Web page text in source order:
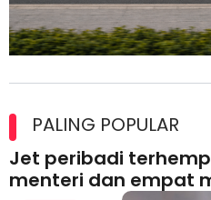
lesen separuh pertama 2026
PALING POPULAR
Jet peribadi
menteri dan empat